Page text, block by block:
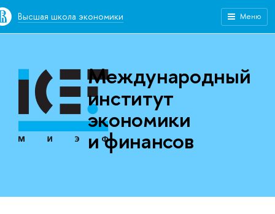
Высшая школа экономики Меню
Международный
институт
экономики
и финансов